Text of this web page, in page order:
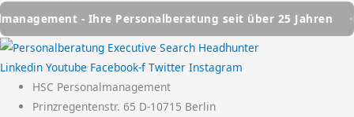
- Ihre Personalberatung seit über 25 Jahren
HSC
Linkedin Youtube Facebook-f Twitter Instagram
HSC Personalmanagement
Prinzregentenstr. 65 D-10715 Berlin